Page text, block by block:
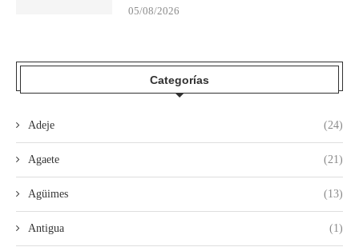
05/08/2026
Categorías
Adeje (24)
Agaete (21)
Agüimes (13)
Antigua (1)